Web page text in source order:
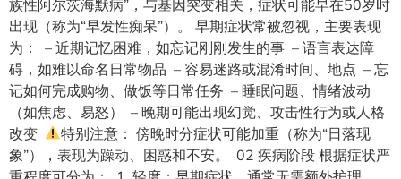
族性阿尔茨海默病”，与基因突变相关，症状可能早在50岁时
出现（称为“早发性痴呆”）。 早期症状常被忽视，主要表现
为： – 近期记忆困难，如忘记刚刚发生的事 – 语言表达障
碍，如难以命名日常物品 – 容易迷路或混淆时间、地点 – 忘
记如何完成购物、做饭等日常任务 – 睡眠问题、情绪波动
（如焦虑、易怒） – 晚期可能出现幻觉、攻击性行为或人格
改变
特别注意： 傍晚时分症状可能加重（称为“日落现
象”），表现为躁动、困惑和不安。 02 疾病阶段 根据症状严